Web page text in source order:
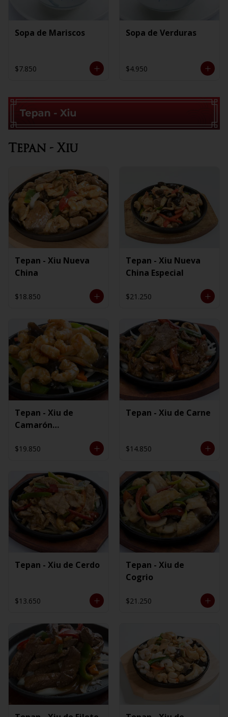
Sopa de Mariscos
$7.850
Sopa de Verduras
$4.950
Tepan - Xiu
Tepan - Xiu Nueva
China
$18.850
Tepan - Xiu Nueva
China Especial
$21.250
Tepan - Xiu de
Camarón
$19.850
Tepan - Xiu de Carne
$14.850
Tepan - Xiu de Cerdo
$13.650
Tepan - Xiu de
Cogrio
$21.250